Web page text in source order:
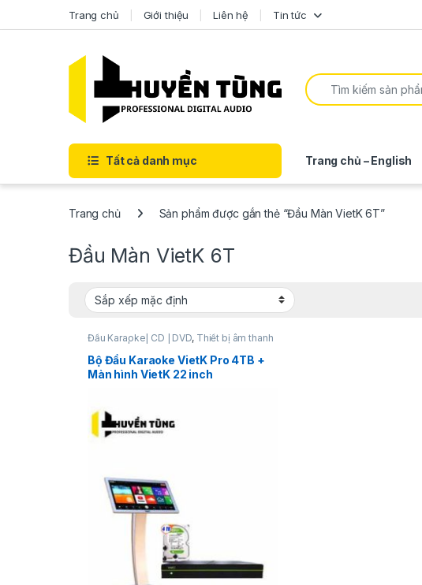
Trang chủ Giới thiệu Liên hệ Tin tức
Tất cả danh mục Trang chủ – English
Trang chủ Sản phẩm được gắn thẻ “Đầu Màn VietK 6T”
Đầu Màn VietK 6T
Đầu Karaoke| CD | DVD, Thiết bị âm thanh
karaoke | KTV
Bộ Đầu Karaoke VietK Pro 4TB +
Màn hình VietK 22 inch